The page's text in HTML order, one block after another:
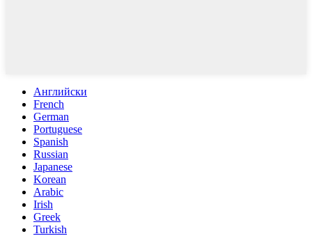
Английски
French
German
Portuguese
Spanish
Russian
Japanese
Korean
Arabic
Irish
Greek
Turkish